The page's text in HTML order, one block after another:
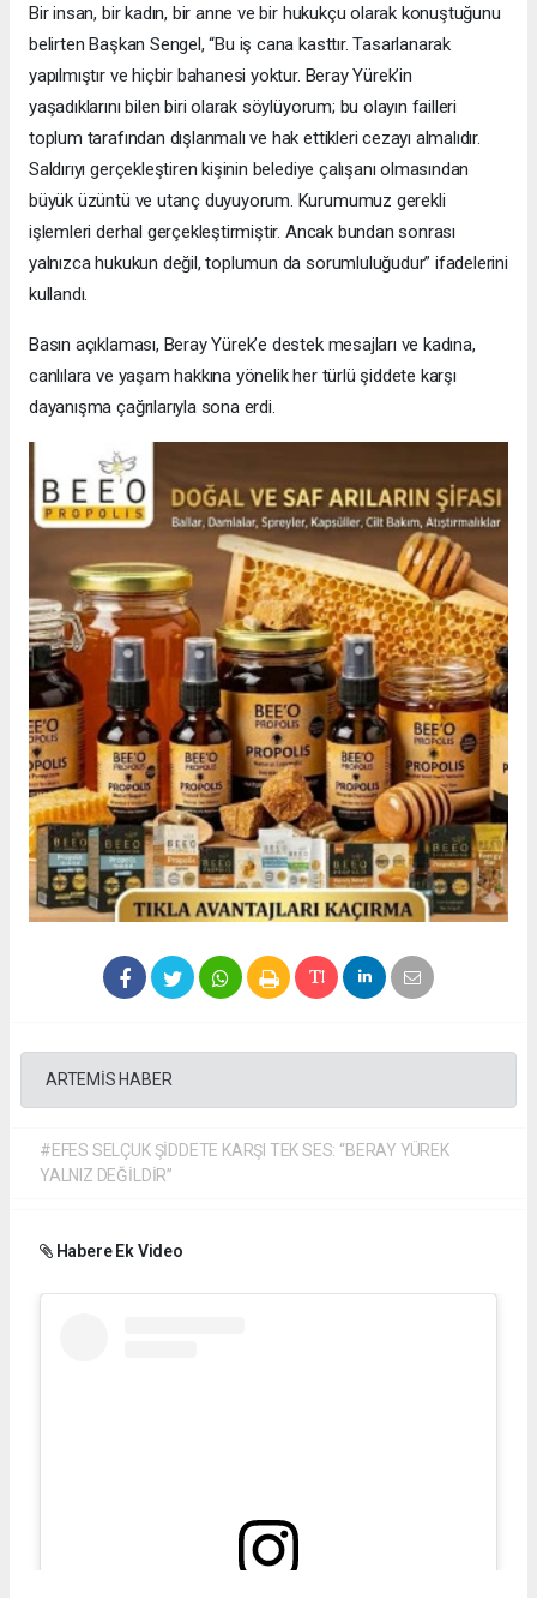
Bir insan, bir kadın, bir anne ve bir hukukçu olarak konuştuğunu
belirten Başkan Sengel, “Bu iş cana kasttır. Tasarlanarak
yapılmıştır ve hiçbir bahanesi yoktur. Beray Yürek’in
yaşadıklarını bilen biri olarak söylüyorum; bu olayın failleri
toplum tarafından dışlanmalı ve hak ettikleri cezayı almalıdır.
Saldırıyı gerçekleştiren kişinin belediye çalışanı olmasından
büyük üzüntü ve utanç duyuyorum. Kurumumuz gerekli
işlemleri derhal gerçekleştirmiştir. Ancak bundan sonrası
yalnızca hukukun değil, toplumun da sorumluluğudur” ifadelerini
kullandı.
Basın açıklaması, Beray Yürek’e destek mesajları ve kadına,
canlılara ve yaşam hakkına yönelik her türlü şiddete karşı
dayanışma çağrılarıyla sona erdi.
ARTEMİS HABER
#EFES SELÇUK ŞİDDETE KARŞI TEK SES: “BERAY YÜREK
YALNIZ DEĞİLDİR”
Habere Ek Video